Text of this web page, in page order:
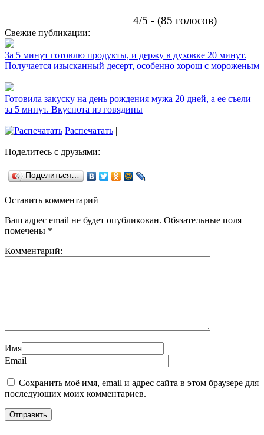
4/5 - (85 голосов)
Свежие публикации:
За 5 минут готовлю продукты, и держу в духовке 20 минут.
Получается изысканный десерт, особенно хорош с мороженым
Готовила закуску на день рождения мужа 20 дней, а ее съели
за 5 минут. Вкуснота из говядины
Распечатать |
Поделитесь с друзьями:
Поделиться…
Оставить комментарий
Ваш адрес email не будет опубликован. Обязательные поля
помечены *
Комментарий:
Имя
Email
Сохранить моё имя, email и адрес сайта в этом браузере для
последующих моих комментариев.